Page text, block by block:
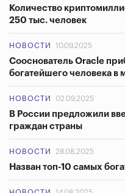
Количество
250 тыс. человек
НОВОСТИ 10.09.2025
Сооснователь Oracle
богатейшего человека в
НОВОСТИ 02.09.2025
В России предложили
граждан страны
НОВОСТИ 28.08.2025
Назван топ-10 самых